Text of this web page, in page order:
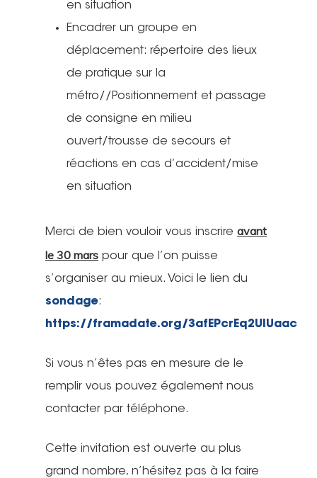
en situation
Encadrer un groupe en
déplacement: répertoire des lieux
de pratique sur la
métro//Positionnement et passage
de consigne en milieu
ouvert/trousse de secours et
réactions en cas d’accident/mise
en situation
Merci de bien vouloir vous inscrire avant
le 30 mars pour que l’on puisse
s’organiser au mieux. Voici le lien du
sondage:
https://framadate.org/3afEPcrEq2UlUaac
Si vous n’êtes pas en mesure de le
remplir vous pouvez également nous
contacter par téléphone.
Cette invitation est ouverte au plus
grand nombre, n’hésitez pas à la faire